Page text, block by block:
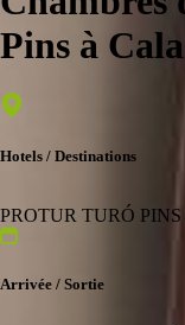
Pins à
Hotels / Destinations
PROTUR TURÓ
Arrivée / Sortie